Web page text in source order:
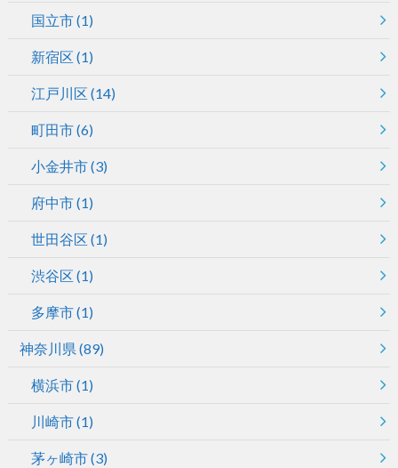
国立市(1)
新宿区 (1)
江戸川区 (14)
町田市(6)
小金井市(3)
府中市(1)
世田谷区 (1)
渋谷区 (1)
多摩市(1)
神奈川県 (89)
横浜市(1)
川崎市(1)
茅ヶ崎市(3)